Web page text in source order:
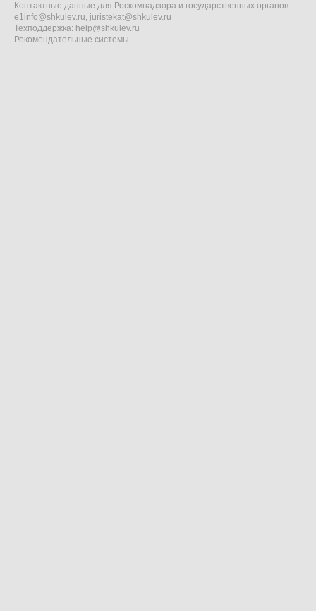
Контактные данные для Роскомнадзора и государственных органов:
e1info@shkulev.ru, juristekat@shkulev.ru
Техподдержка: help@shkulev.ru
Рекомендательные системы